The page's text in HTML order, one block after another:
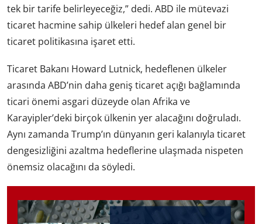
tek bir tarife belirleyeceğiz,” dedi. ABD ile mütevazi
ticaret hacmine sahip ülkeleri hedef alan genel bir
ticaret politikasına işaret etti.
Ticaret Bakanı Howard Lutnick, hedeflenen ülkeler
arasında ABD’nin daha geniş ticaret açığı bağlamında
ticari önemi asgari düzeyde olan Afrika ve
Karayipler’deki birçok ülkenin yer alacağını doğruladı.
Aynı zamanda Trump’ın dünyanın geri kalanıyla ticaret
dengesizliğini azaltma hedeflerine ulaşmada nispeten
önemsiz olacağını da söyledi.